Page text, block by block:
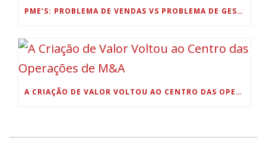
PME’S: PROBLEMA DE VENDAS VS PROBLEMA DE GESTÃO FINANCEIRA
A CRIAÇÃO DE VALOR VOLTOU AO CENTRO DAS OPERAÇÕES DE M&A